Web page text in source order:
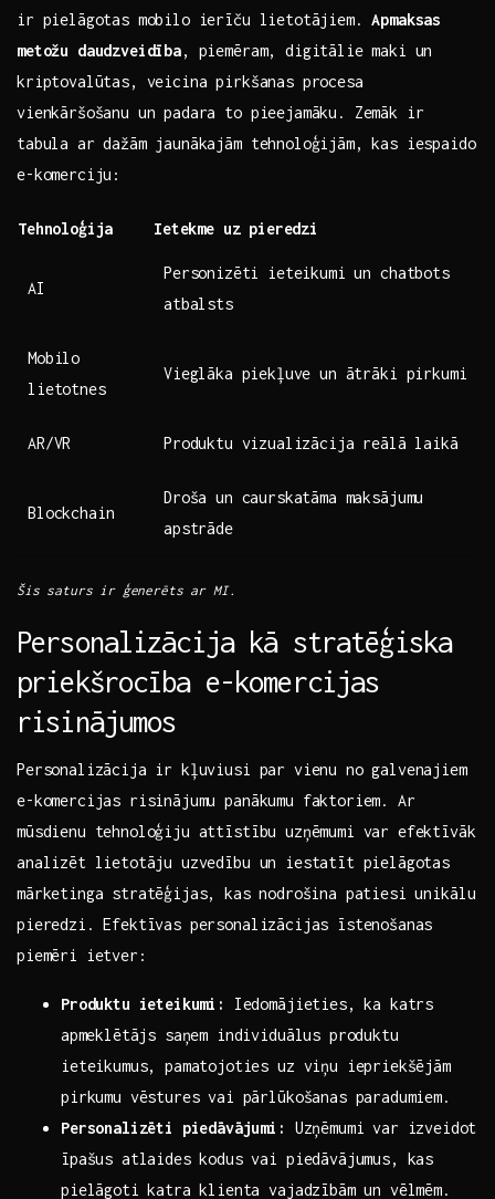
ir pielāgotas mobilo ierīču lietotājiem.Apmaksas
metožu daudzveidība, piemēram, digitālie maki un
kriptovalūtas, veicina pirkšanas procesa
vienkāršošanu un padara to pieejamāku. Zemāk ir
tabula ar dažām jaunākajām tehnoloģijām, kas​ iespaido
e-komerciju:
Tehnoloģija Ietekme uz pieredzi
AI
Personizēti ieteikumi un chatbots⁢
atbalsts
Mobilo
lietotnes
Vieglāka piekļuve un ātrāki pirkumi
AR/VR Produktu vizualizācija reālā laikā
Blockchain
Droša un caurskatāma maksājumu⁢
apstrāde
Šis saturs ​ir ģenerēts ar MI.
Personalizācija kā stratēģiska
priekšrocība e-komercijas
risinājumos
Personalizācija ir kļuviusi par vienu no galvenajiem
e-komercijas risinājumu panākumu faktoriem. Ar⁤
mūsdienu tehnoloģiju attīstību uzņēmumi var efektīvāk
analizēt lietotāju uzvedību un iestatīt pielāgotas
mārketinga stratēģijas, kas ⁣nodrošina patiesi unikālu
pieredzi. Efektīvas‍ personalizācijas īstenošanas​
piemēri ietver:
Produktu ieteikumi:
Iedomājieties, ka katrs
⁣apmeklētājs saņem individuālus produktu
ieteikumus, pamatojoties uz viņu iepriekšējām
pirkumu vēstures vai pārlūkošanas paradumiem.
Personalizēti piedāvājumi:
Uzņēmumi var izveidot
īpašus atlaides kodus vai piedāvājumus, kas
pielāgoti katra klienta vajadzībām un vēlmēm.